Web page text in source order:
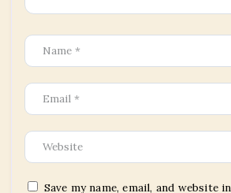
Save my name, email, and website